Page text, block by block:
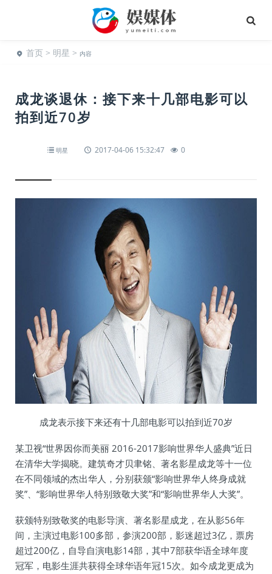
首页 > 明星 > 内容
成龙谈退休：接下来十几部电影可以
拍到近70岁
明星 2017-04-06 15:32:47 0
成龙表示接下来还有十几部电影可以拍到近70岁
某卫视“世界因你而美丽 2016-2017影响世界华人盛典”近日
在清华大学揭晓。建筑奇才贝聿铭、著名影星成龙等十一位
在不同领域的杰出华人，分别获颁“影响世界华人终身成就
奖”、“影响世界华人特别致敬大奖”和“影响世界华人大奖”。
获颁特别致敬奖的电影导演、著名影星成龙，在从影56年
间，主演过电影100多部，参演200部，影迷超过3亿，票房
超过200亿，自导自演电影14部，其中7部获华语全球年度
冠军，电影生涯共获得全球华语年冠15次。如今成龙更成为